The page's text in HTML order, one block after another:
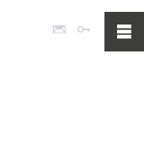
Poczta